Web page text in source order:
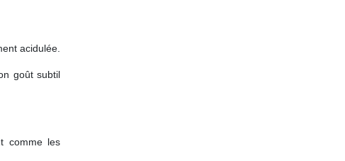
acidulée.
goût subtil
comme les